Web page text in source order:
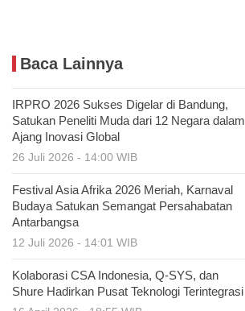
Baca Lainnya
IRPRO 2026 Sukses Digelar di Bandung,
Satukan Peneliti Muda dari 12 Negara dalam
Ajang Inovasi Global
26 Juli 2026 - 14:00 WIB
Festival Asia Afrika 2026 Meriah, Karnaval
Budaya Satukan Semangat Persahabatan
Antarbangsa
12 Juli 2026 - 14:01 WIB
Kolaborasi CSA Indonesia, Q-SYS, dan
Shure Hadirkan Pusat Teknologi Terintegrasi